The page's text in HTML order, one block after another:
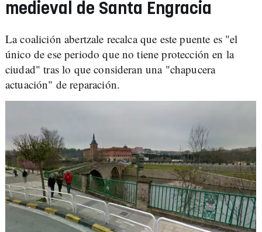
medieval de Santa Engracia
La coalición abertzale recalca que este puente es "el
único de ese periodo que no tiene protección en la
ciudad" tras lo que consideran una "chapucera
actuación" de reparación.